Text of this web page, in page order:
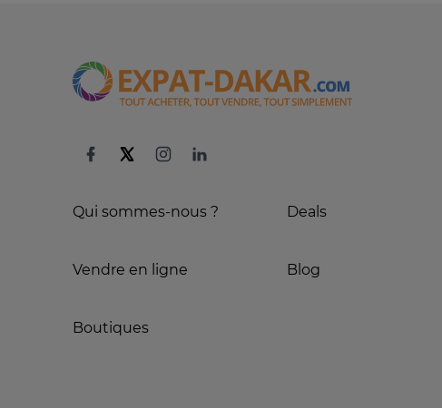
Qui sommes-nous ?
Vendre en ligne
Boutiques
Deals
Blog